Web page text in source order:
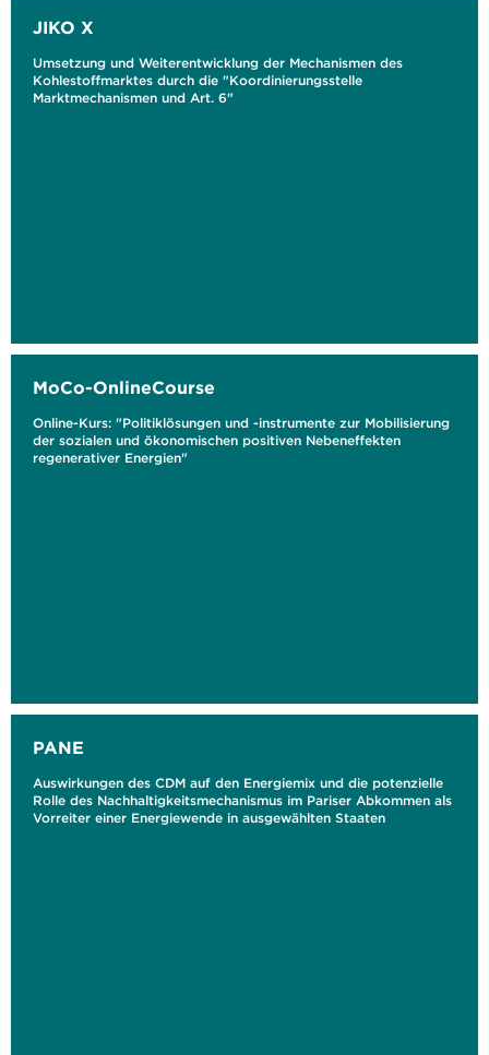
JIKO X
Umsetzung und Weiterentwicklung der Mechanismen des
Kohlestoffmarktes durch die "Koordinierungsstelle
Marktmechanismen und Art. 6"
MoCo-OnlineCourse
Online-Kurs: "Politiklösungen und -instrumente zur Mobilisierung
der sozialen und ökonomischen positiven Nebeneffekten
regenerativer Energien"
PANE
Auswirkungen des CDM auf den Energiemix und die potenzielle
Rolle des Nachhaltigkeitsmechanismus im Pariser Abkommen als
Vorreiter einer Energiewende in ausgewählten Staaten